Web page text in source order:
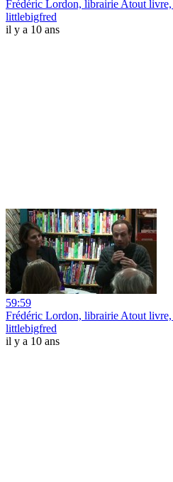
Frédéric Lordon, librairie Atout
littlebigfred
il y a 10 ans
59:59
Frédéric Lordon, librairie Atout
littlebigfred
il y a 10 ans